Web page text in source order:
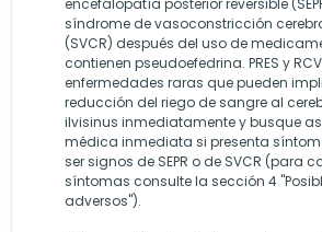
encefalopatía posterior reversible
síndrome de vasoconstricción
(SVCR) después del uso de
contienen pseudoefedrina. PRES y
enfermedades raras que pueden
reducción del riego de sangre al
ilvisinus inmediatamente y busque
médica inmediata si presenta
ser signos de SEPR o de SVCR (para
síntomas consulte la sección 4
adversos").